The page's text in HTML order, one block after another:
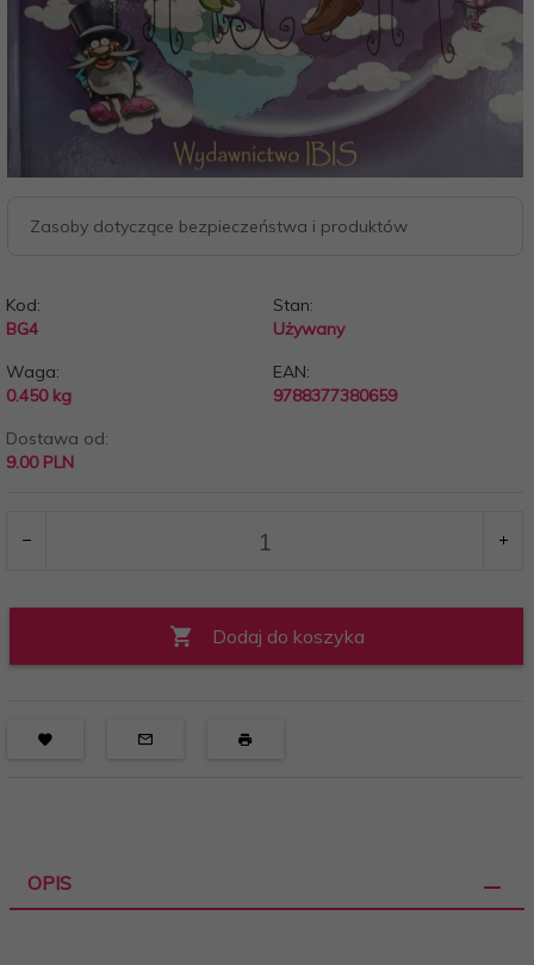
Zasoby dotyczące bezpieczeństwa i produktów
Kod:
BG4
Stan:
Używany
Waga:
0.450 kg
EAN:
9788377380659
Dostawa od:
9.00 PLN
Dodaj do koszyka
OPIS